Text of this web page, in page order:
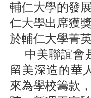
輔仁大學的發
仁大學出席獲
於輔仁大學菁
中美聯誼會
留美深造的華
來為學校籌款